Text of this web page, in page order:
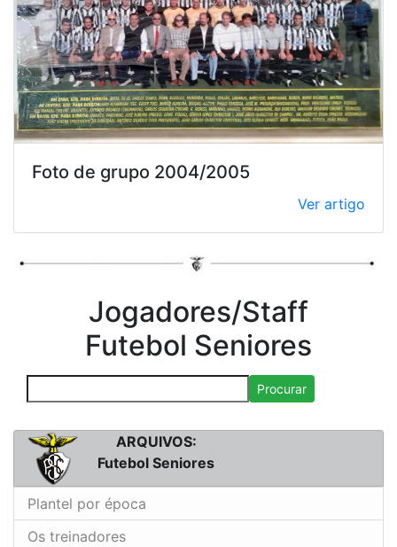
Foto de grupo 2004/2005
Ver artigo
Jogadores/Staff
Futebol Seniores
Procurar
ARQUIVOS:
Futebol Seniores
Plantel por época
Os treinadores